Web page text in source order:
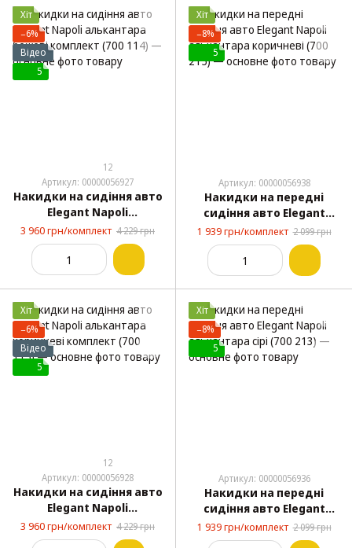
Хіт
−6%
Відео
5
12
Артикул: 00000056927
Накидки на сидіння авто
Elegant Napoli
алькантара бежеві
комплект (700 114)
3 960 грн/комплект 4 229 грн
Хіт
−8%
5
Артикул: 00000056938
Накидки на передні
сидіння авто Elegant
Napoli алькантара
коричневі (700 215)
1 939 грн/комплект 2 099 грн
Хіт
−6%
Відео
5
12
Артикул: 00000056928
Накидки на сидіння авто
Elegant Napoli
алькантара коричневі
комплект (700 115)
3 960 грн/комплект 4 229 грн
Хіт
−8%
5
Артикул: 00000056936
Накидки на передні
сидіння авто Elegant
Napoli алькантара сірі
(700 213)
1 939 грн/комплект 2 099 грн